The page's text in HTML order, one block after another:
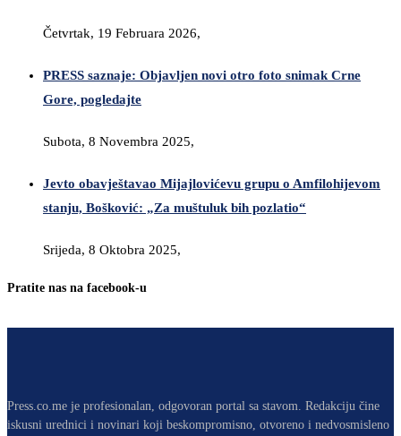
Četvrtak, 19 Februara 2026,
PRESS saznaje: Objavljen novi otro foto snimak Crne
Gore, pogledajte
Subota, 8 Novembra 2025,
Jevto obavještavao Mijajlovićevu grupu o Amfilohijevom
stanju, Bošković: „Za muštuluk bih pozlatio“
Srijeda, 8 Oktobra 2025,
Pratite nas na facebook-u
Press.co.me je profesionalan, odgovoran portal sa stavom. Redakciju čine
iskusni urednici i novinari koji beskompromisno, otvoreno i nedvosmisleno